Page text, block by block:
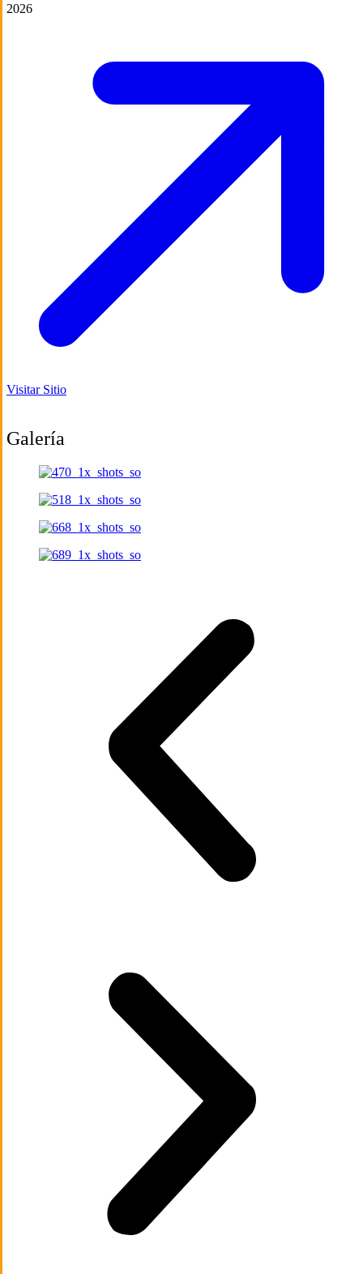
2026
Visitar Sitio
Galería